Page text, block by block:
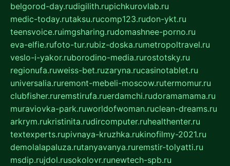
belgorod-day.rudigilith.rupichkurovlab.ru
medic-today.rutaksu.rucomp123.rudon-ykt.ru
teensvoice.ruimgsharing.rudomashnee-porno.ru
eva-elfie.rufoto-tur.rubiz-doska.rumetropoltravel.ru
veslo-i-yakor.ruborodino-media.rurostotsky.ru
regionufa.ruweiss-bet.ruzaryna.rucasinotablet.ru
universalia.ruremont-mebeli-moscow.rutermomur.ru
clubfisher.ruremstirufa.ruerdamchi.rudoramamama.ru
muraviovka-park.ruworldofwoman.ruclean-dreams.ru
arkrym.rukristinita.rudircomputer.ruhealthenter.ru
textexperts.rupivnaya-kruzhka.rukinofilmy-2021.ru
demolalapaluza.rutanyavanya.ruremstir-tolyatti.ru
msdip.rujdol.rusokolovr.runewtech-spb.ru